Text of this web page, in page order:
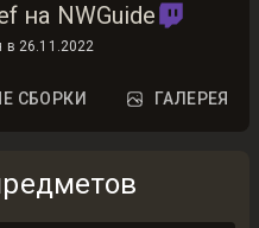
на NWGuide
в 26.11.2022
СБОРКИ ГАЛЕРЕЯ